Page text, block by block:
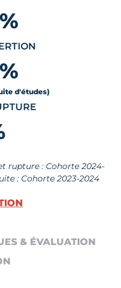
%
%
d'études)
rupture : Cohorte 2024-
: Cohorte 2023-2024
& ÉVALUATION